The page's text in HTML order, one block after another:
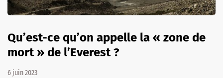
Qu’est-ce qu’on appelle la « zone de
mort » de l’Everest ?
6 juin 2023